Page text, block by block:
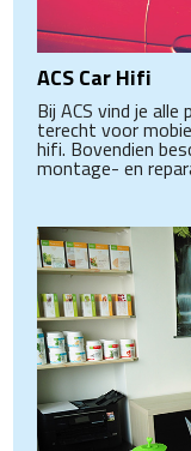
ACS Car Hifi
Bij ACS vind je alle
terecht voor
hifi. Bovendien
montage- en